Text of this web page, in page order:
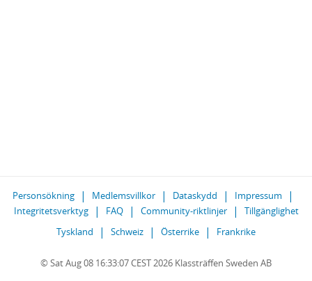
Personsökning Medlemsvillkor Dataskydd
Impressum
Integritetsverktyg
FAQ Community-riktlinjer
Tillgänglighet
Tyskland
Schweiz Österrike Frankrike
© Sat Aug 08 16:33:07 CEST 2026 Klassträffen Sweden AB